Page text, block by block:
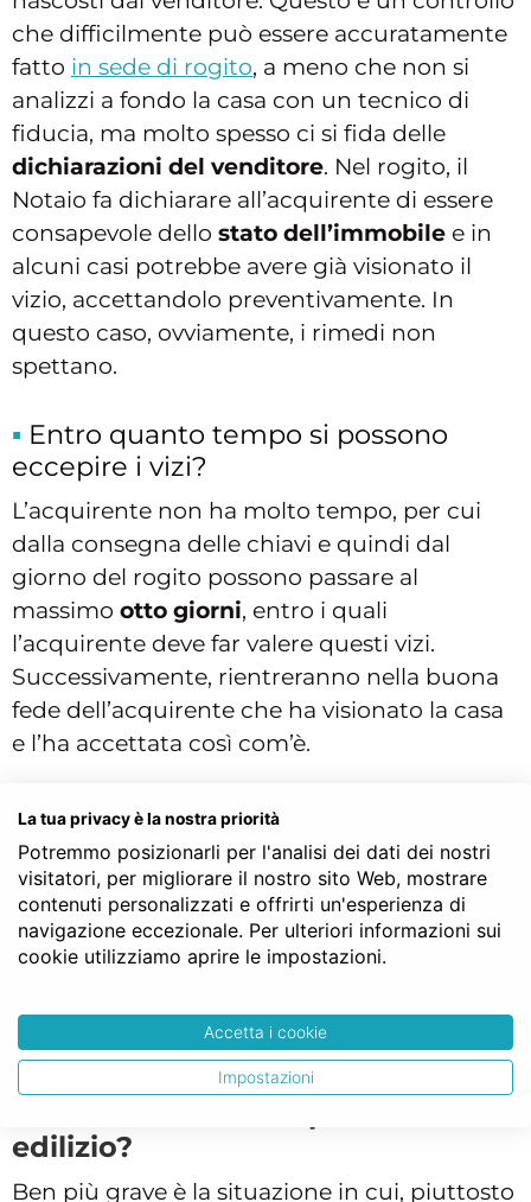
che difficilmente può essere accuratamente
fatto in sede di rogito, a meno che non si
analizzi a fondo la casa con un tecnico di
fiducia, ma molto spesso ci si fida delle
dichiarazioni del venditore. Nel rogito, il
Notaio fa dichiarare all’acquirente di essere
consapevole dello stato dell’immobile e in
alcuni casi potrebbe avere già visionato il
vizio, accettandolo preventivamente. In
questo caso, ovviamente, i rimedi non
spettano.
Entro quanto tempo si possono
eccepire i vizi?
L’acquirente non ha molto tempo, per cui
dalla consegna delle chiavi e quindi dal
giorno del rogito possono passare al
massimo otto giorni, entro i quali
l’acquirente deve far valere questi vizi.
Successivamente, rientreranno nella buona
fede dell’acquirente che ha visionato la casa
e l’ha accettata così com’è.
Si può escludere
convenzionalmente la garanzia?
Tutto questo discorso vale per l’ipotesi in cui
nel rogito le parti consapevolmente non
abbiano escluso la garanzia, ovvero non
per la presenza dei vizi.
edilizio?
Ben più grave è la situazione in cui, piuttosto
La tua privacy è la nostra priorità
Potremmo posizionarli per l'analisi dei dati dei nostri
visitatori, per migliorare il nostro sito Web, mostrare
contenuti personalizzati e offrirti un'esperienza di
navigazione eccezionale. Per ulteriori informazioni sui
cookie utilizziamo aprire le impostazioni.
Accetta i cookie
Impostazioni